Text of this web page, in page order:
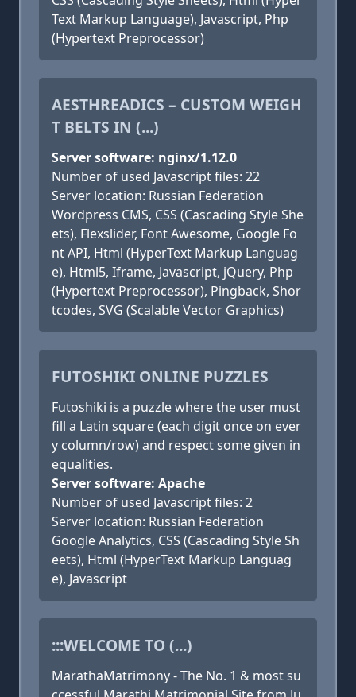
Text Markup Language), Javascript, Php
(Hypertext Preprocessor)
AESTHREADICS – CUSTOM WEIGH
T BELTS IN (...)
Server software: nginx/1.12.0
Number of used Javascript files: 22
Server location: Russian Federation
Wordpress CMS, CSS (Cascading Style She
ets), Flexslider, Font Awesome, Google Fo
nt API, Html (HyperText Markup Languag
e), Html5, Iframe, Javascript, jQuery, Php
(Hypertext Preprocessor), Pingback, Shor
tcodes, SVG (Scalable Vector Graphics)
FUTOSHIKI ONLINE PUZZLES
Futoshiki is a puzzle where the user must
fill a Latin square (each digit once on ever
y column/row) and respect some given in
equalities.
Server software: Apache
Number of used Javascript files: 2
Server location: Russian Federation
Google Analytics, CSS (Cascading Style Sh
eets), Html (HyperText Markup Languag
e), Javascript
:::WELCOME TO (...)
MarathaMatrimony - The No. 1 & most su